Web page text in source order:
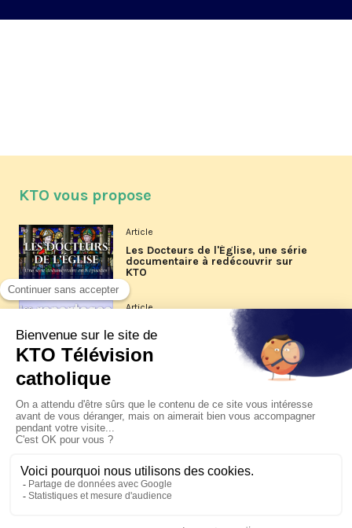
KTO vous propose
Article
Les Docteurs de l'Église, une série
documentaire à redécouvrir sur
KTO
Article
Les reportages d'été 2026 de KTO
La visite pastorale du pape Léon
XIV à Assise à suivre sur KTO le
jeudi 6 août
Le pape en Uruguay, Argentine et
Pérou du 6 au 17 novembre 2026